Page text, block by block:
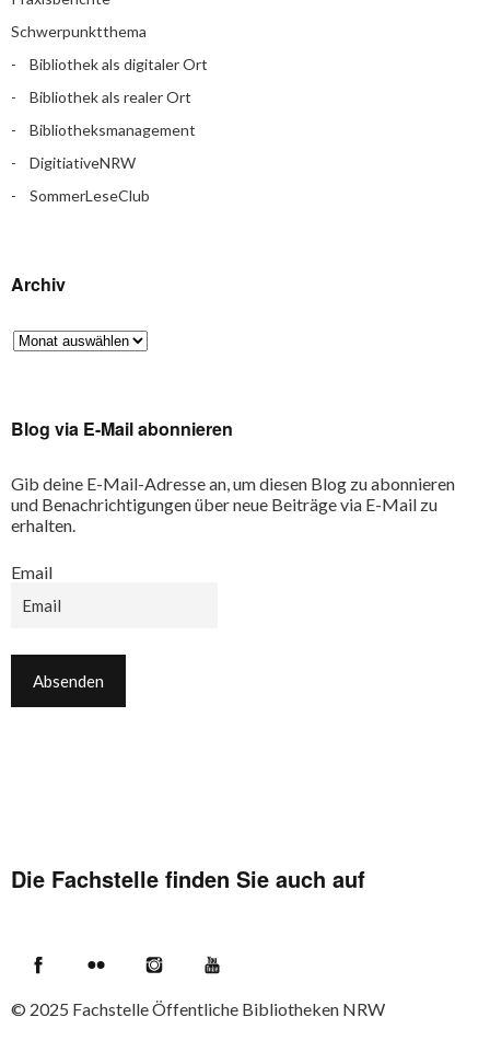
Schwerpunktthema
Bibliothek als digitaler Ort
Bibliothek als realer Ort
Bibliotheksmanagement
DigitiativeNRW
SommerLeseClub
Archiv
Blog via E-Mail abonnieren
Gib deine E-Mail-Adresse an, um diesen Blog zu abonnieren
und Benachrichtigungen über neue Beiträge via E-Mail zu
erhalten.
Email
Die Fachstelle finden Sie auch auf
© 2025 Fachstelle Öffentliche Bibliotheken NRW